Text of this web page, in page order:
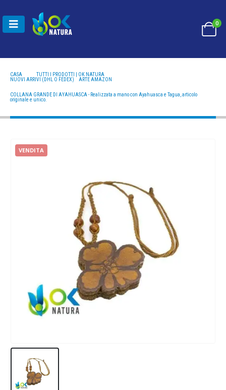
0
CASA
TUTTI I PRODOTTI | OK NATURA
NUOVI ARRIVI (DHL O FEDEX)
ARTE AMAZON
COLLANA GRANDE DI AYAHUASCA - Realizzata a mano con Ayahuasca e Tagua, articolo
originale e unico.
VENDITA